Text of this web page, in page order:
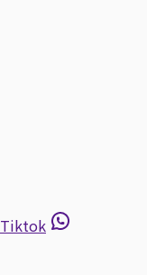
Tiktok